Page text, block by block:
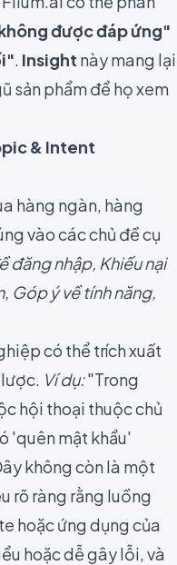
được đáp ứng"
Insight này mang lại
sản phẩm để họ xem
& Intent
hàng ngàn, hàng
vào các chủ đề cụ
đăng nhập, Khiếu nại
Góp ý về tính năng,
có thể trích xuất
Ví dụ:"Trong
hội thoại thuộc chủ
'quên mật khẩu'
không còn là một
rõ ràng rằng luồng
hoặc ứng dụng của
hoặc dễ gây lỗi, và